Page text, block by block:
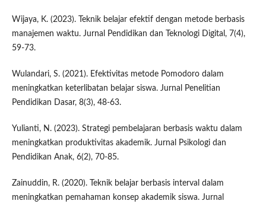
Wijaya, K. (2023). Teknik belajar efektif dengan metode berbasis
manajemen waktu. Jurnal Pendidikan dan Teknologi Digital, 7(4),
59-73.
Wulandari, S. (2021). Efektivitas metode Pomodoro dalam
meningkatkan keterlibatan belajar siswa. Jurnal Penelitian
Pendidikan Dasar, 8(3), 48-63.
Yulianti, N. (2023). Strategi pembelajaran berbasis waktu dalam
meningkatkan produktivitas akademik. Jurnal Psikologi dan
Pendidikan Anak, 6(2), 70-85.
Zainuddin, R. (2020). Teknik belajar berbasis interval dalam
meningkatkan pemahaman konsep akademik siswa. Jurnal